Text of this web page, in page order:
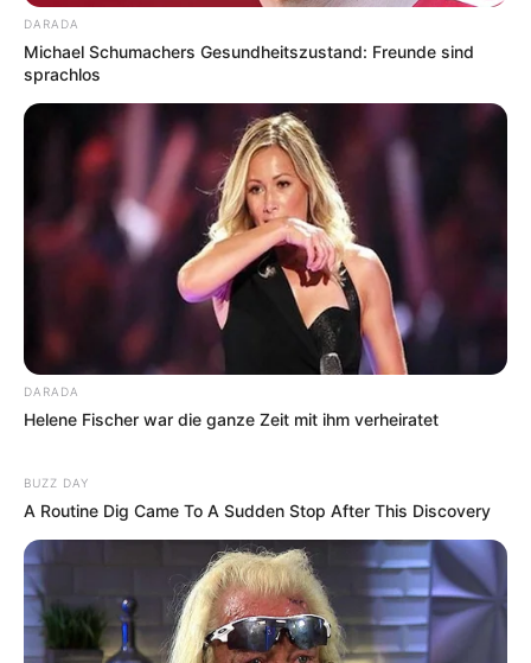
DARADA
Michael Schumachers Gesundheitszustand: Freunde sind
sprachlos
DARADA
Helene Fischer war die ganze Zeit mit ihm verheiratet
BUZZ DAY
A Routine Dig Came To A Sudden Stop After This Discovery